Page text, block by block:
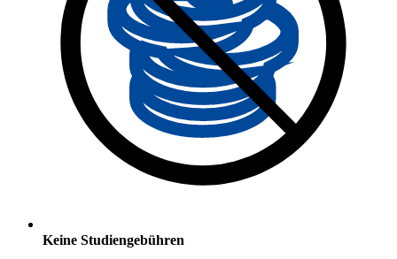
Keine Studiengebühren